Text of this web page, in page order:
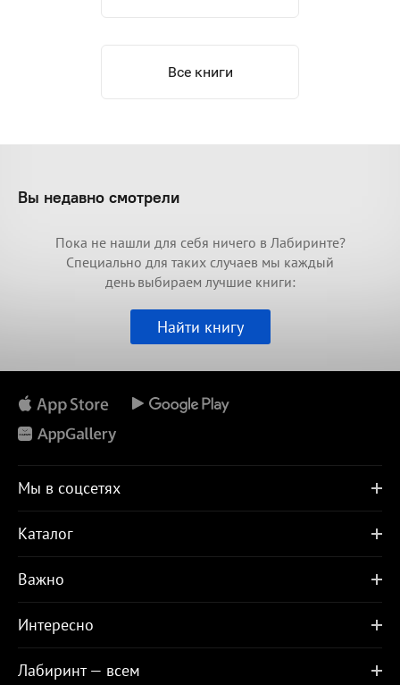
Все книги
Вы недавно смотрели
Пока не нашли для себя ничего в Лабиринте?
Специально для таких случаев мы каждый
день выбираем лучшие книги:
Найти книгу
Мы в соцсетях
Каталог
Важно
Интересно
Лабиринт — всем